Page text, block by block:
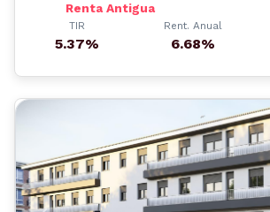
Renta Antigua
TIR
5.37%
Rent. Anual
6.68%